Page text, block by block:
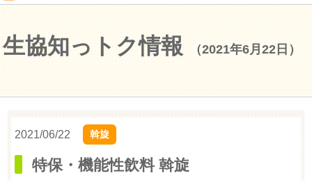
生協知っトク情報 （2021年6月22日）
2021/06/22 斡旋
特保・機能性飲料 斡旋